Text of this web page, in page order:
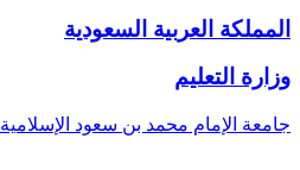
المملكة العربية السعودية
وزارة التعليم
جامعة الإمام محمد بن سعود الإسلامية